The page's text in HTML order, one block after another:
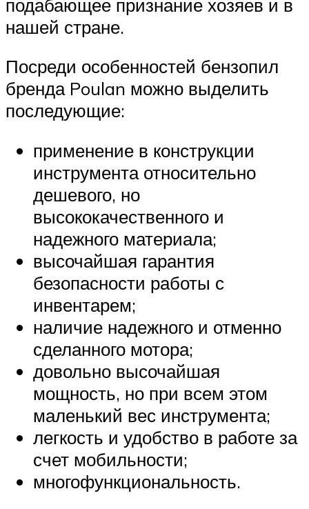
подабающее признание хозяев и в
нашей стране.
Посреди особенностей бензопил
бренда Poulan можно выделить
последующие:
применение в конструкции
инструмента относительно
дешевого, но
высококачественного и
надежного материала;
высочайшая гарантия
безопасности работы с
инвентарем;
наличие надежного и отменно
сделанного мотора;
довольно высочайшая
мощность, но при всем этом
маленький вес инструмента;
легкость и удобство в работе за
счет мобильности;
многофункциональность.